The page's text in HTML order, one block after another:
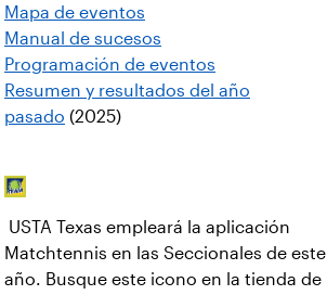
Mapa de eventos
Manual de sucesos
Programación de eventos
Resumen y resultados del año
pasado (2025)
USTA Texas empleará la aplicación
Matchtennis en las Seccionales de este
año. Busque este icono en la tienda de